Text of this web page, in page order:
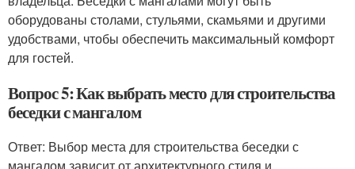
оборудованы столами, стульями, скамьями и другими
удобствами, чтобы обеспечить максимальный комфорт
для гостей.
Вопрос 5: Как выбрать место для строительства
беседки с мангалом
Ответ: Выбор места для строительства беседки с